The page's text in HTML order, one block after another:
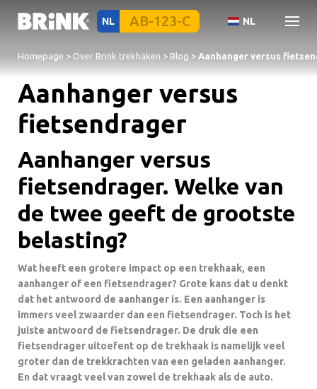
NL NL
Homepage > Over Brink trekhaken > Blog > Aanhanger versus
Aanhanger versus
fietsendrager
Aanhanger versus
fietsendrager. Welke van
de twee geeft de grootste
belasting?
Wat heeft een grotere impact op een trekhaak, een
aanhanger of een fietsendrager? Grote kans dat u denkt
dat het antwoord de aanhanger is. Een aanhanger is
immers veel zwaarder dan een fietsendrager. Toch is het
juiste antwoord de fietsendrager. De druk die een
fietsendrager uitoefent op de trekhaak is namelijk veel
groter dan de trekkrachten van een geladen aanhanger.
En dat vraagt veel van zowel de trekhaak als de auto.